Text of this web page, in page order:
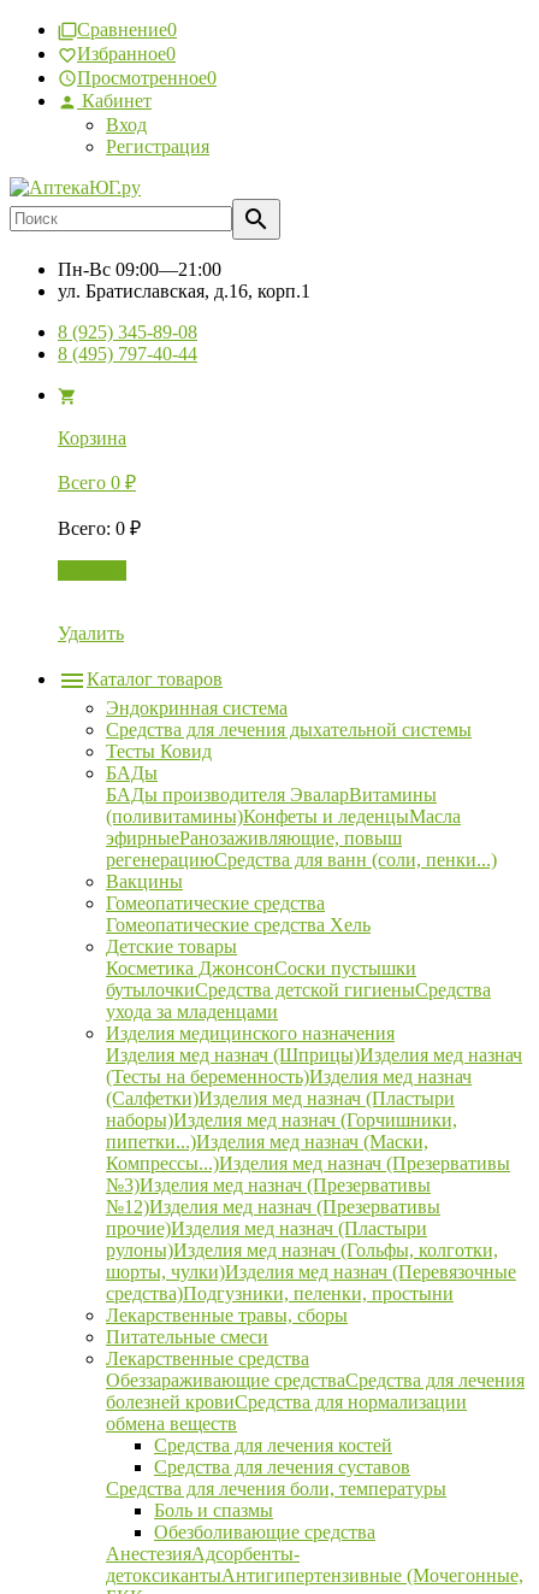
Сравнение0
Избранное0
Просмотренное0
Кабинет
Вход
Регистрация
Пн-Вс 09:00—21:00
ул. Братиславская, д.16, корп.1
8 (925) 345-89-08
8 (495) 797-40-44
Корзина
Всего 0 ₽
Всего: 0 ₽
Удалить
Каталог товаров
Эндокринная система
Средства для лечения дыхательной системы
Тесты Ковид
БАДы
БАДы производителя ЭваларВитамины
(поливитамины)Конфеты и леденцыМасла
эфирныеРанозаживляющие, повыш
регенерациюСредства для ванн (соли, пенки...)
Вакцины
Гомеопатические средства
Гомеопатические средства Хель
Детские товары
Косметика ДжонсонСоски пустышки
бутылочкиСредства детской гигиеныСредства
ухода за младенцами
Изделия медицинского назначения
Изделия мед назнач (Шприцы)Изделия мед назнач
(Тесты на беременность)Изделия мед назнач
(Салфетки)Изделия мед назнач (Пластыри
наборы)Изделия мед назнач (Горчишники,
пипетки...)Изделия мед назнач (Маски,
Компрессы...)Изделия мед назнач (Презервативы
№3)Изделия мед назнач (Презервативы
№12)Изделия мед назнач (Презервативы
прочие)Изделия мед назнач (Пластыри
рулоны)Изделия мед назнач (Гольфы, колготки,
шорты, чулки)Изделия мед назнач (Перевязочные
средства)Подгузники, пеленки, простыни
Лекарственные травы, сборы
Питательные смеси
Лекарственные средства
Обеззараживающие средстваСредства для лечения
болезней кровиСредства для нормализации
обмена веществ
Средства для лечения костей
Средства для лечения суставов
Средства для лечения боли, температуры
Боль и спазмы
Обезболивающие средства
АнестезияАдсорбенты-
детоксикантыАнтигипертензивные (Мочегонные,